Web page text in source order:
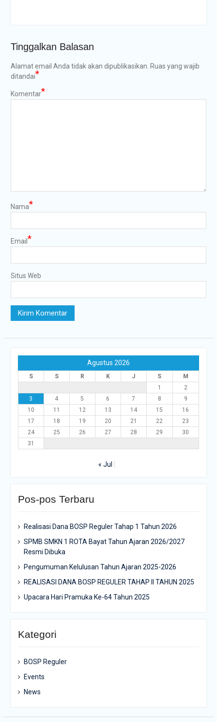
Tinggalkan Balasan
Alamat email Anda tidak akan dipublikasikan. Ruas yang wajib
ditandai*
Komentar*
Nama*
Email *
Situs Web
Agustus 2026
S S R K J S
M
1
2
3
4 5 6 7 8
9
10
11 12 13 14 15
16
17
18 19 20 21 22
23
24
25 26 27 28 29
30
31
« Jul
Pos-pos Terbaru
Realisasi Dana BOSP Reguler Tahap 1 Tahun 2026
SPMB SMKN 1 ROTA Bayat Tahun Ajaran 2026/2027
Resmi Dibuka
Pengumuman Kelulusan Tahun Ajaran 2025-2026
REALISASI DANA BOSP REGULER TAHAP II TAHUN 2025
Upacara Hari Pramuka Ke-64 Tahun 2025
Kategori
BOSP Reguler
Events
News